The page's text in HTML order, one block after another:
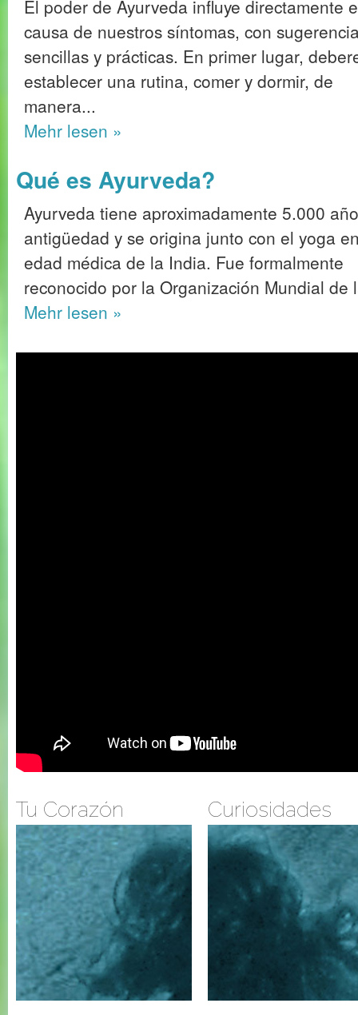
El poder de Ayurveda influye directamente
causa de nuestros síntomas, con
sencillas y prácticas. En primer lugar,
establecer una rutina, comer y dormir, de
manera...
Mehr lesen »
Qué es Ayurveda?
Ayurveda tiene aproximadamente 5.000
antigüedad y se origina junto con el yoga
edad médica de la India. Fue formalmente
reconocido por la Organización Mundial de
Mehr lesen »
Tu Corazón Curiosidades